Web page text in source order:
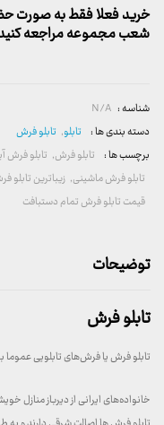
خرید فعلا فقط به صورت
شعب مجموعه مراجعه
شناسه : N/A
دسته بندی ها : تابلو, تابلو فرش
برچسب ها : تابلو فرش, تابلو فرش
تابلو فرش ماشینی, زیباترین تابلو
قیمت تابلو فرش تمام دستبافت
توضیحات
تابلو فرش
تابلو فرش یا فرش‌های تابلویی
خانواده‌های ایرانی از دیرباز منازل